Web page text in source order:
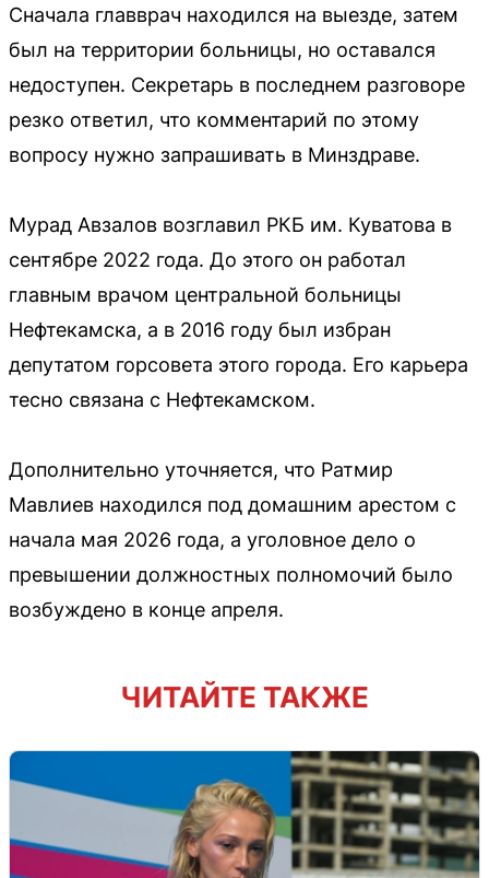
Сначала главврач находился на выезде, затем
был на территории больницы, но оставался
недоступен. Секретарь в последнем разговоре
резко ответил, что комментарий по этому
вопросу нужно запрашивать в Минздраве.
Мурад Авзалов возглавил РКБ им. Куватова в
сентябре 2022 года. До этого он работал
главным врачом центральной больницы
Нефтекамска, а в 2016 году был избран
депутатом горсовета этого города. Его карьера
тесно связана с Нефтекамском.
Дополнительно уточняется, что Ратмир
Мавлиев находился под домашним арестом с
начала мая 2026 года, а уголовное дело о
превышении должностных полномочий было
возбуждено в конце апреля.
ЧИТАЙТЕ ТАКЖЕ